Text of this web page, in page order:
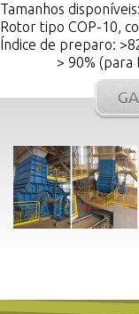
Tamanhos
Rotor tipo COP-10,
Índice de preparo:
> 90% (para